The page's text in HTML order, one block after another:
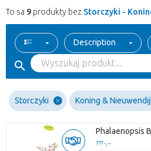
To sa 9 produkty bez Storczyki -
Description
Storczyki Koning &
Phalaenopsis
??? -,--